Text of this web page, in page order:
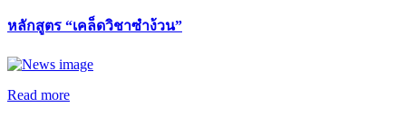
หลักสูตร “เคล็ดวิชาซำง้วน”
Read more